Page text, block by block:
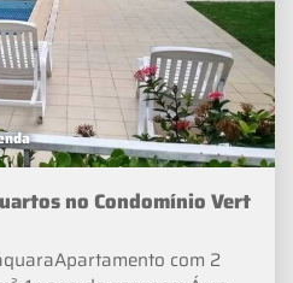
no Condomínio Vert
com 2